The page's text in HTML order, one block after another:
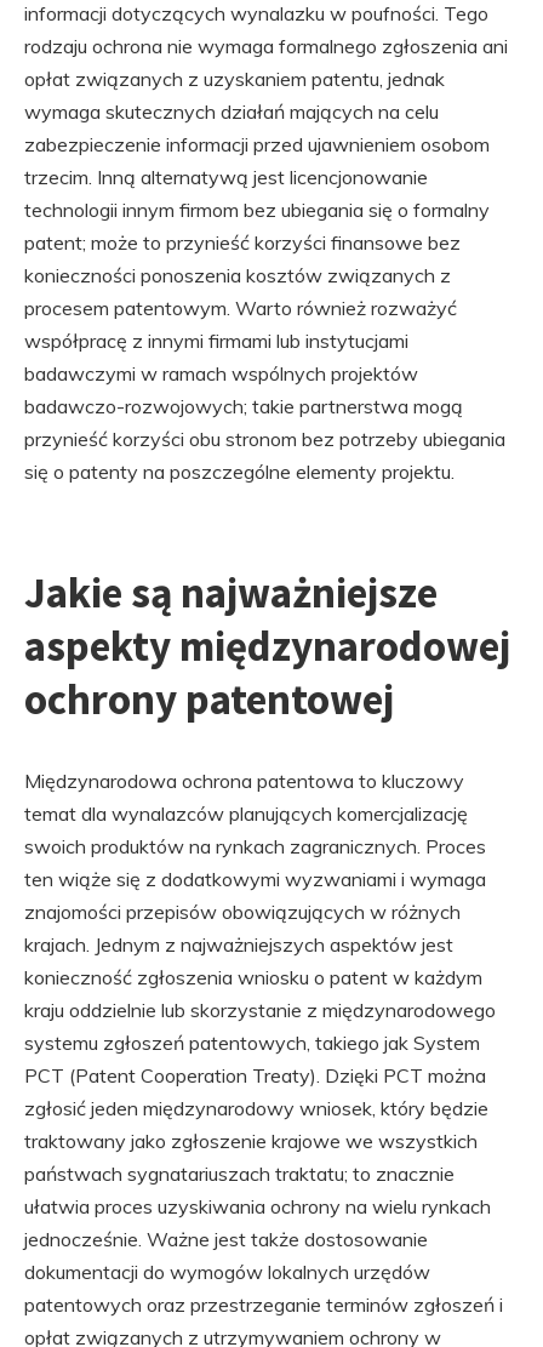
informacji dotyczących wynalazku w poufności. Tego
rodzaju ochrona nie wymaga formalnego zgłoszenia ani
opłat związanych z uzyskaniem patentu, jednak
wymaga skutecznych działań mających na celu
zabezpieczenie informacji przed ujawnieniem osobom
trzecim. Inną alternatywą jest licencjonowanie
technologii innym firmom bez ubiegania się o formalny
patent; może to przynieść korzyści finansowe bez
konieczności ponoszenia kosztów związanych z
procesem patentowym. Warto również rozważyć
współpracę z innymi firmami lub instytucjami
badawczymi w ramach wspólnych projektów
badawczo-rozwojowych; takie partnerstwa mogą
przynieść korzyści obu stronom bez potrzeby ubiegania
się o patenty na poszczególne elementy projektu.
Jakie są najważniejsze
aspekty międzynarodowej
ochrony patentowej
Międzynarodowa ochrona patentowa to kluczowy
temat dla wynalazców planujących komercjalizację
swoich produktów na rynkach zagranicznych. Proces
ten wiąże się z dodatkowymi wyzwaniami i wymaga
znajomości przepisów obowiązujących w różnych
krajach. Jednym z najważniejszych aspektów jest
konieczność zgłoszenia wniosku o patent w każdym
kraju oddzielnie lub skorzystanie z międzynarodowego
systemu zgłoszeń patentowych, takiego jak System
PCT (Patent Cooperation Treaty). Dzięki PCT można
zgłosić jeden międzynarodowy wniosek, który będzie
traktowany jako zgłoszenie krajowe we wszystkich
państwach sygnatariuszach traktatu; to znacznie
ułatwia proces uzyskiwania ochrony na wielu rynkach
jednocześnie. Ważne jest także dostosowanie
dokumentacji do wymogów lokalnych urzędów
patentowych oraz przestrzeganie terminów zgłoszeń i
opłat związanych z utrzymywaniem ochrony w